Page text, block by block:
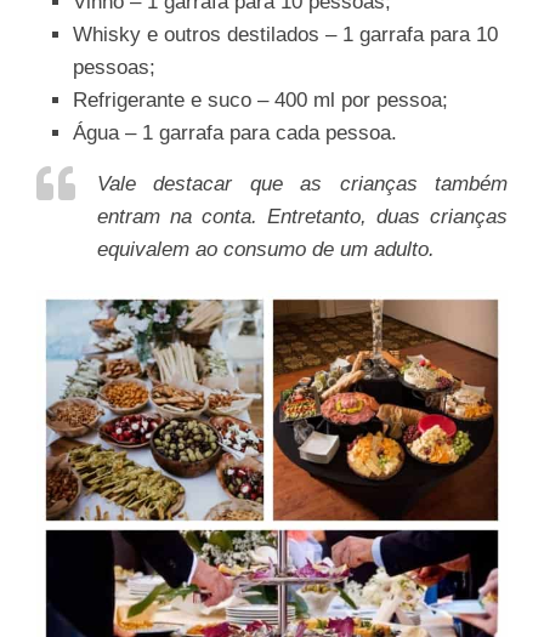
Whisky e outros destilados – 1 garrafa para 10
pessoas;
Refrigerante e suco – 400 ml por pessoa;
Água – 1 garrafa para cada pessoa.
Vale destacar que as crianças também
entram na conta. Entretanto, duas crianças
equivalem ao consumo de um adulto.